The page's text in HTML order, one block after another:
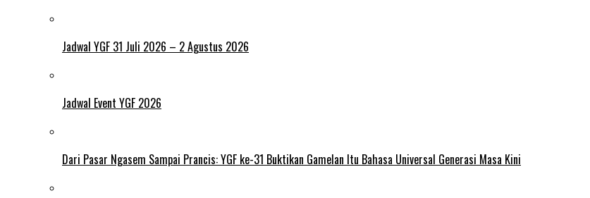
Jadwal YGF 31 Juli 2026 – 2 Agustus 2026
Jadwal Event YGF 2026
Dari Pasar Ngasem Sampai Prancis: YGF ke-31 Buktikan Gamelan Itu Bahasa Universal Generasi Masa Kini